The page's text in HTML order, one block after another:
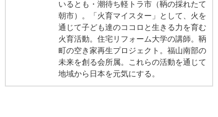
いるとも・潮待ち軽トラ市（鞆の採れたて
朝市）。「火育マイスター」として、火を
通じて子ども達のココロと生きる力を育む
火育活動。住宅リフォーム大学の講師。鞆
町の空き家再生プロジェクト。福山南部の
未来を創る会所属。これらの活動を通じて
地域から日本を元気にする。